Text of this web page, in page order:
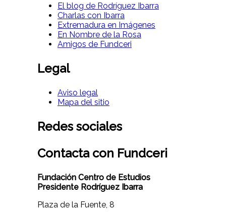
El blog de Rodríguez Ibarra
Charlas con Ibarra
Extremadura en Imágenes
En Nombre de la Rosa
Amigos de Fundceri
Legal
Aviso legal
Mapa del sitio
Redes sociales
Contacta con Fundceri
Fundación Centro de Estudios
Presidente Rodríguez Ibarra
Plaza de la Fuente, 8